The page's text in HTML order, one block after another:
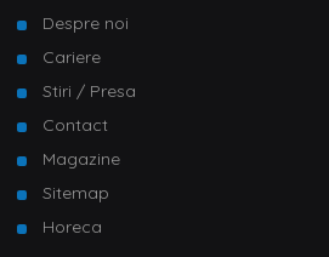
Despre noi
Cariere
Stiri / Presa
Contact
Magazine
Sitemap
Horeca